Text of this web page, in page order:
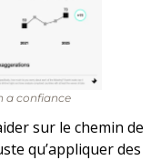
a confiance
sur le chemin de
qu’appliquer des